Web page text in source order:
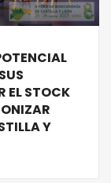
EL STOCK
Y